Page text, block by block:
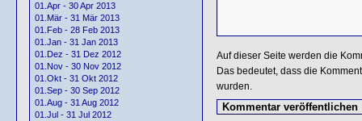
01.Apr - 30 Apr 2013
01.Mär - 31 Mär 2013
01.Feb - 28 Feb 2013
01.Jan - 31 Jan 2013
01.Dez - 31 Dez 2012
01.Nov - 30 Nov 2012
01.Okt - 31 Okt 2012
01.Sep - 30 Sep 2012
01.Aug - 31 Aug 2012
01.Jul - 31 Jul 2012
Auf dieser Seite werden die
Das bedeutet, dass die
wurden.